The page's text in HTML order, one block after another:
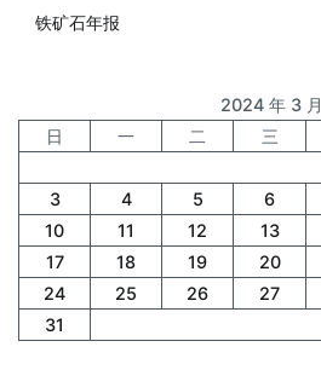
铁矿石年报
2024 年 3 月
日
一 二 三
3
4 5 6
10
11 12 13
17
18 19 20
24
25 26 27
31